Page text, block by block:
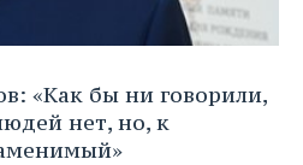
«Как бы ни говорили,
нет, но, к